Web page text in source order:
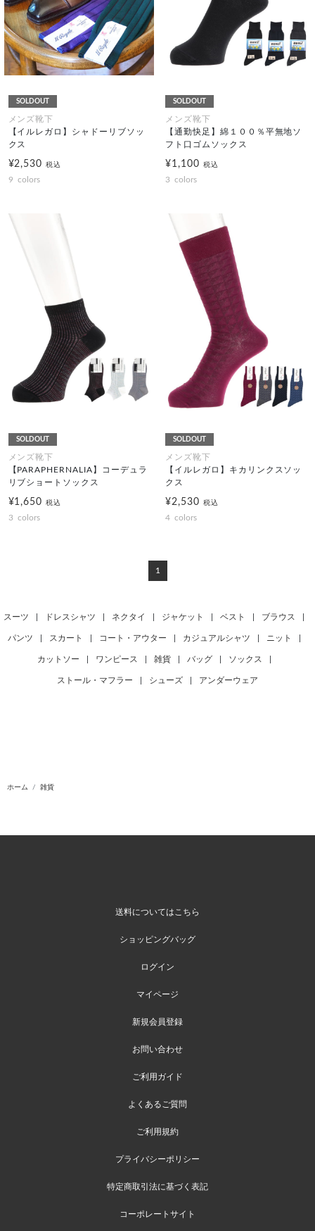
SOLDOUT
メンズ靴下
【イルレガロ】シャドーリブソッ
クス
¥2,530税込
9 colors
SOLDOUT
メンズ靴下
【通勤快足】綿１００％平無地ソ
フト口ゴムソックス
¥1,100 税込
3 colors
SOLDOUT
メンズ靴下
【PARAPHERNALIA】コーデュラ
リブショートソックス
¥1,650税込
3 colors
SOLDOUT
メンズ靴下
【イルレガロ】キカリンクスソッ
クス
¥2,530 税込
4 colors
1
スーツ ドレスシャツ ネクタイ ジャケット ベスト ブラウス
パンツ スカート コート・アウター カジュアルシャツ ニット
カットソー ワンピース 雑貨 バッグ ソックス
ストール・マフラー シューズ アンダーウェア
ホーム 雑貨
送料についてはこちら
ショッピングバッグ
ログイン
マイページ
新規会員登録
お問い合わせ
ご利用ガイド
よくあるご質問
ご利用規約
プライバシーポリシー
特定商取引法に基づく表記
コーポレートサイト